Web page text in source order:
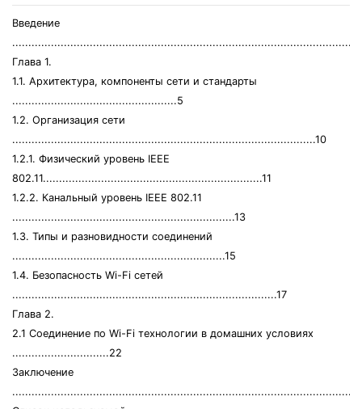
Введение
Глава 1.
1.1. Архитектура, компоненты сети и стандарты
...................................................5
1.2. Организация сети
..............................................................................................10
1.2.1. Физический уровень IEEE
802.11....................................................................11
1.2.2. Канальный уровень IEEE 802.11
.....................................................................13
1.3. Типы и разновидности соединений
..................................................................15
1.4. Безопасность Wi-Fi сетей
..................................................................................17
Глава 2.
2.1 Соединение по Wi-Fi технологии в домашних условиях
..............................22
Заключение